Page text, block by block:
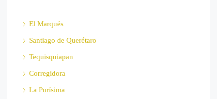
El Marqués
Santiago de Querétaro
Tequisquiapan
Corregidora
La Purísima